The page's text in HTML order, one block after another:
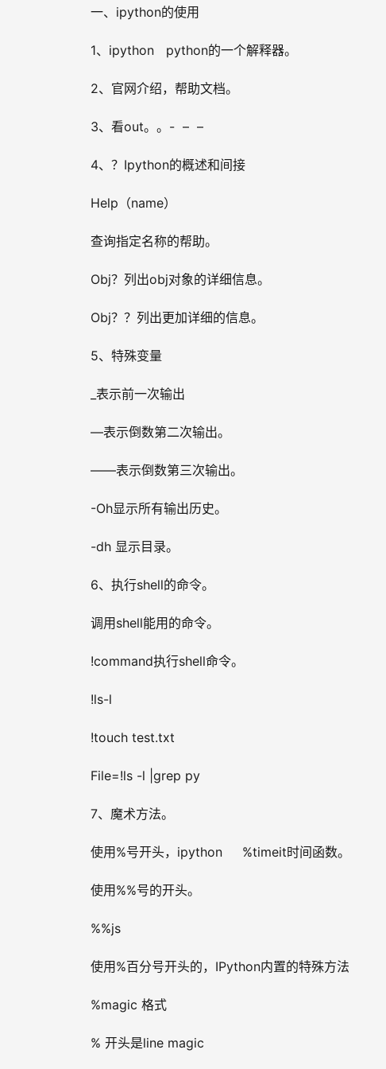
一、ipython的使用
1、ipython   python的一个解释器。
2、官网介绍，帮助文档。
3、看out。。-  –  –
4、？Ipython的概述和间接
Help（name）
查询指定名称的帮助。
Obj？列出obj对象的详细信息。
Obj？？列出更加详细的信息。
5、特殊变量
_表示前一次输出
—表示倒数第二次输出。
——表示倒数第三次输出。
-Oh显示所有输出历史。
-dh 显示目录。
6、执行shell的命令。
调用shell能用的命令。
!command执行shell命令。
!ls-l
!touch test.txt
File=!ls -l |grep py
7、魔术方法。
使用%号开头，ipython     %timeit时间函数。
使用%%号的开头。
%%js
使用%百分号开头的，IPython内置的特殊方法
%magic 格式
% 开头是line magic